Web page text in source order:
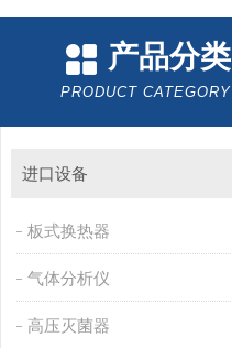
产品分类
PRODUCT CATEGORY
进口设备
板式换热器
气体分析仪
高压灭菌器